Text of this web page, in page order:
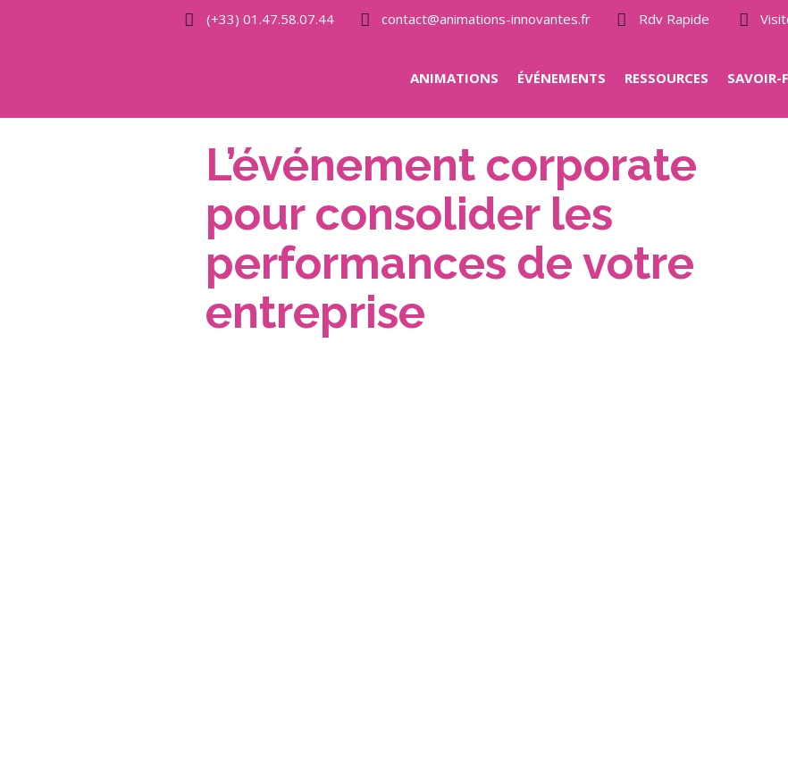
(+33) 01.47.58.07.44 contact@animations-innovantes.fr Rdv Rapide
ANIMATIONS ÉVÉNEMENTS RESSOURCES SAVOIR-
L’événement corporate
pour consolider les
performances de votre
entreprise